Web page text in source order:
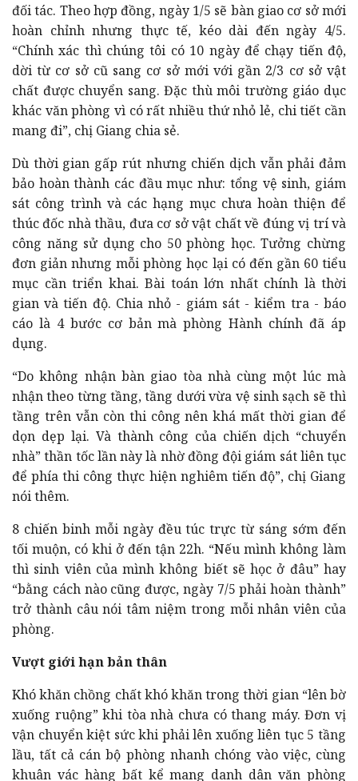
đối tác. Theo hợp đồng, ngày 1/5 sẽ bàn giao cơ sở mới
hoàn chỉnh nhưng thực tế, kéo dài đến ngày 4/5.
“Chính xác thì chúng tôi có 10 ngày để chạy tiến độ,
dời từ cơ sở cũ sang cơ sở mới với gần 2/3 cơ sở vật
chất được chuyển sang. Đặc thù môi trường giáo dục
khác văn phòng vì có rất nhiều thứ nhỏ lẻ, chi tiết cần
mang đi”, chị Giang chia sẻ.
Dù thời gian gấp rút nhưng chiến dịch vẫn phải đảm
bảo hoàn thành các đầu mục như: tổng vệ sinh, giám
sát công trình và các hạng mục chưa hoàn thiện để
thúc đốc nhà thầu, đưa cơ sở vật chất về đúng vị trí và
công năng sử dụng cho 50 phòng học. Tưởng chừng
đơn giản nhưng mỗi phòng học lại có đến gần 60 tiểu
mục cần triển khai. Bài toán lớn nhất chính là thời
gian và tiến độ. Chia nhỏ - giám sát - kiểm tra - báo
cáo là 4 bước cơ bản mà phòng Hành chính đã áp
dụng.
“Do không nhận bàn giao tòa nhà cùng một lúc mà
nhận theo từng tầng, tầng dưới vừa vệ sinh sạch sẽ thì
tầng trên vẫn còn thi công nên khá mất thời gian để
dọn dẹp lại. Và thành công của chiến dịch “chuyển
nhà” thần tốc lần này là nhờ đồng đội giám sát liên tục
để phía thi công thực hiện nghiêm tiến độ”, chị Giang
nói thêm.
8 chiến binh mỗi ngày đều túc trực từ sáng sớm đến
tối muộn, có khi ở đến tận 22h. “Nếu mình không làm
thì sinh viên của mình không biết sẽ học ở đâu” hay
“bằng cách nào cũng được, ngày 7/5 phải hoàn thành”
trở thành câu nói tâm niệm trong mỗi nhân viên của
phòng.
Vượt giới hạn bản thân
Khó khăn chồng chất khó khăn trong thời gian “lên bờ
xuống ruộng” khi tòa nhà chưa có thang máy. Đơn vị
vận chuyển kiệt sức khi phải lên xuống liên tục 5 tầng
lầu, tất cả cán bộ phòng nhanh chóng vào việc, cùng
khuân vác hàng bất kể mang danh dân văn phòng